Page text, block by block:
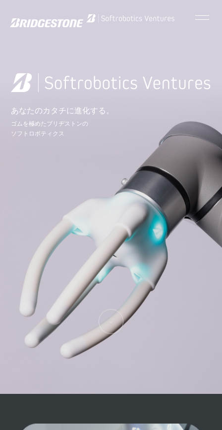
あなたのカタチに進化する。
ゴムを極めたブリヂストンの
ソフトロボティクス